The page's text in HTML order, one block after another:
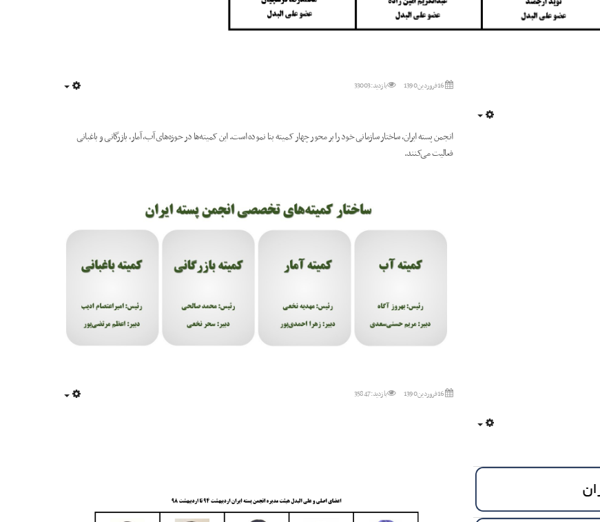
16 فروردين 1390 بازدید: 33003
انجمن پسته ایران، ساختار سازمانی خود را بر محور چهار کمیته بنا نموده است. این کمیته‌ها در حوزه‌های آب، آمار، بازرگانی و باغبانی
فعالیت می‌کنند.
16 فروردين 1390 بازدید: 35847